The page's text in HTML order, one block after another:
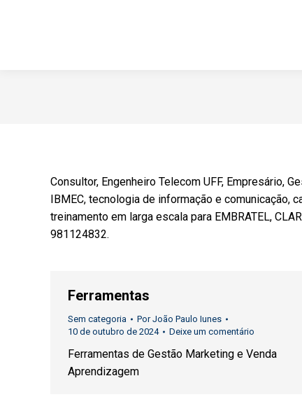
Consultor, Engenheiro Telecom UFF, Empresário,
IBMEC, tecnologia de informação e comunicação,
treinamento em larga escala para EMBRATEL,
981124832.
Ferramentas
Sem categoria PorJoão Paulo Iunes
10 de outubro de 2024
Deixe um comentário
Ferramentas de Gestão Marketing e Venda
Aprendizagem